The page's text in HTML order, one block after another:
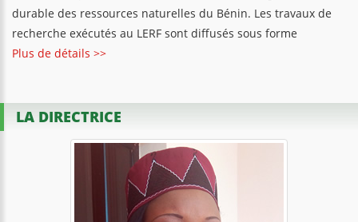
durable des ressources naturelles du Bénin. Les travaux de
recherche exécutés au LERF sont diffusés sous forme
Plus de détails >>
LA DIRECTRICE